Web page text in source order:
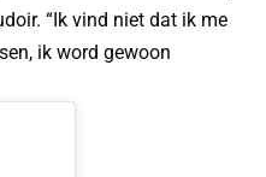
“Ik vind niet dat ik me
ik word gewoon